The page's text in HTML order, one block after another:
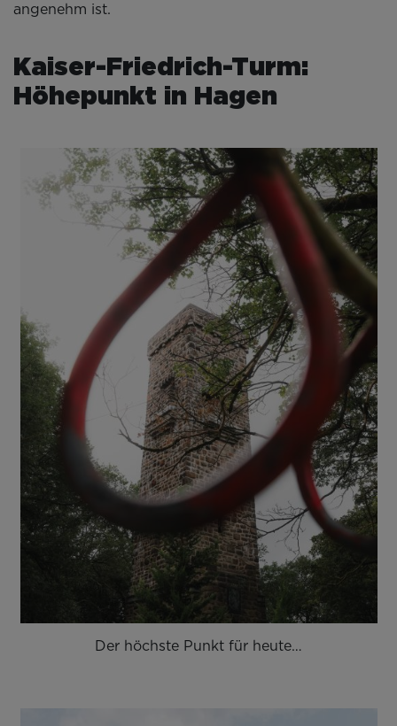
angenehm ist.
Kaiser-Friedrich-Turm:
Höhepunkt in Hagen
Der höchste Punkt für heute…